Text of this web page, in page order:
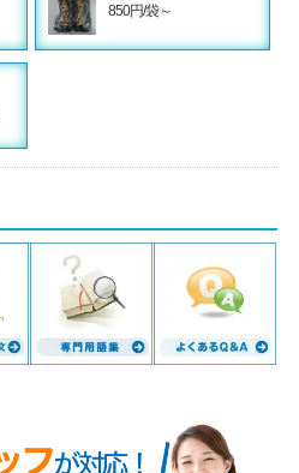
850円/袋～